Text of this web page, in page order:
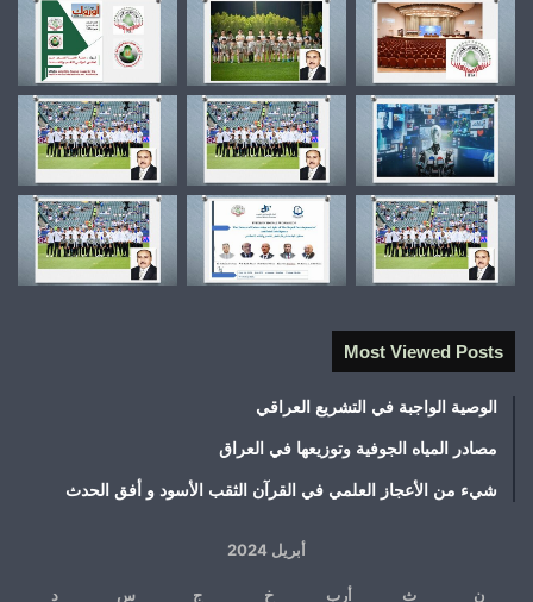
Most Viewed Posts
الوصية الواجبة في التشريع العراقي
مصادر المياه الجوفية وتوزيعها في العراق
شيء من الأعجاز العلمي في القرآن الثقب الأسود و أفق الحدث
أبريل 2024
ن ث أرب خ ج س د